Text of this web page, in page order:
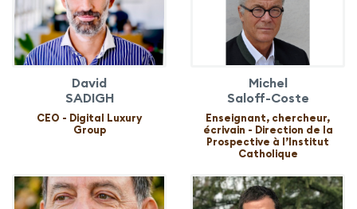
David
SADIGH
CEO - Digital Luxury
Group
Michel
Saloff-Coste
Enseignant, chercheur,
écrivain - Direction de la
Prospective à l’Institut
Catholique